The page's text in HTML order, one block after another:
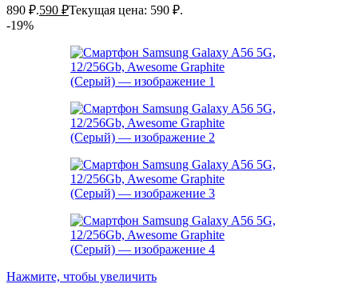
890 ₽.590 ₽Текущая цена: 590 ₽.
-19%
Нажмите, чтобы увеличить